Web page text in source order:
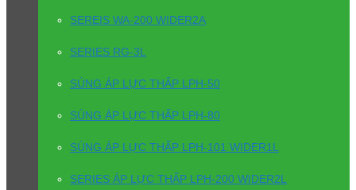
SEREIS WA-200 WIDER2A
SERIES RG-3L
SÚNG ÁP LỰC THẤP LPH-50
SÚNG ÁP LỰC THẤP LPH-80
SÚNG ÁP LỰC THẤP LPH-101 WIDER1L
SERIES ÁP LỰC THẤP LPH-200 WIDER2L